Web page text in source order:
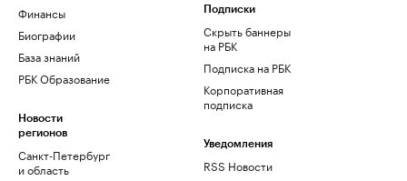
Финансы
Биографии
База знаний
РБК Образование
Новости
регионов
Санкт-Петербург
и область
Подписки
Скрыть баннеры
на РБК
Подписка на РБК
Корпоративная
подписка
Уведомления
RSS Новости